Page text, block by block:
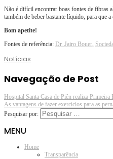
Não é difícil encontrar boas fontes de fibras
também de beber bastante líquido, para que a
Bom apetite!
Fontes de referência: Dr. Jairo Bouer
Notícias
Navegação de Post
Hospital Santa Casa de Piên realiza Primeira
As vantagens de fazer exercícios para as
Pesquisar por:
MENU
Home
Transparência